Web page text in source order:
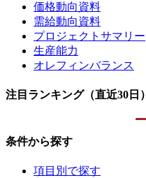
価格動向資料
需給動向資料
プロジェクトサマリー
生産能力
オレフィンバランス
注目ランキング（直近30日）
条件から探す
項目別で探す